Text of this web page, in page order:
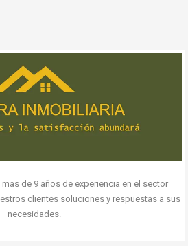
de 9 años de experiencia en el sector
clientes soluciones y respuestas a sus
necesidades.